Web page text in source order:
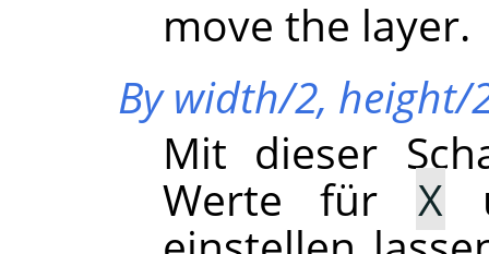
move the layer.
By width/2, height/
Mit dieser
Werte für X